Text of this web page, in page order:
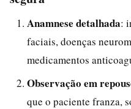
Anamnese detalhada:
faciais, doenças
medicamentos
Observação em
que o paciente franza,